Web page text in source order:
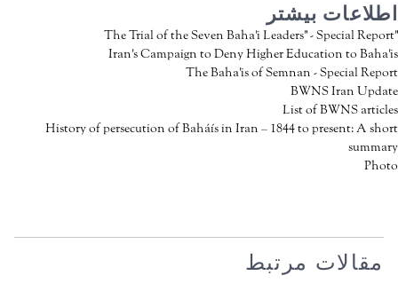
اطلاعات بیشتر
"The Trial of the Seven Baha'i Leaders" - Special Report
Iran's Campaign to Deny Higher Education to Baha'is
The Baha'is of Semnan - Special Report
BWNS Iran Update
List of BWNS articles
History of persecution of Baháís in Iran – 1844 to present: A short
summary
Photo
مقالات مرتبط